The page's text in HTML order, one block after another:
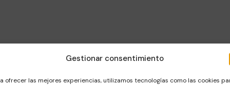
Gestionar consentimiento
ofrecer las mejores experiencias, utilizamos tecnologías como las cookies